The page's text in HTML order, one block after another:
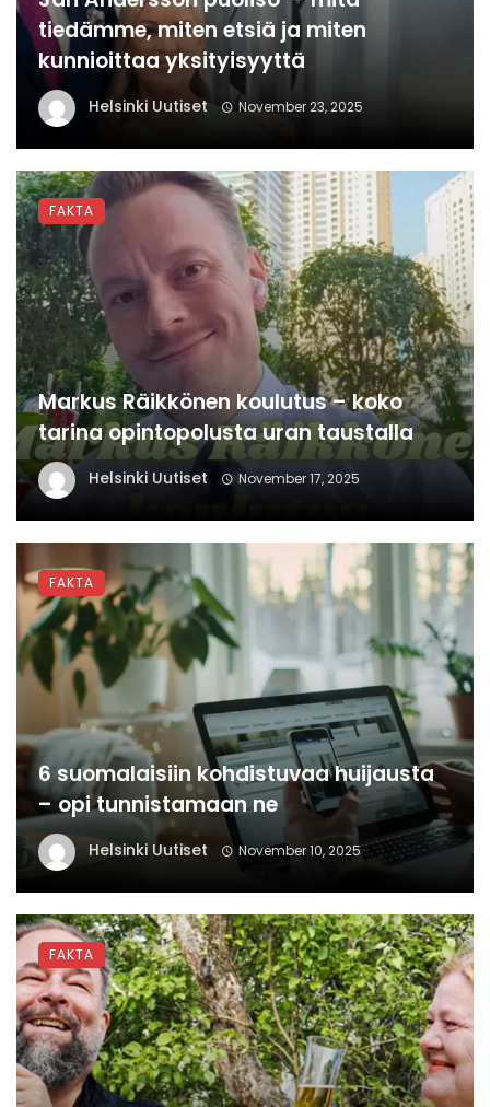
tiedämme, miten etsiä ja miten
kunnioittaa yksityisyyttä
Helsinki Uutiset November 23, 2025
Markus Räikkönen koulutus – koko
tarina opintopolusta uran taustalla
Helsinki Uutiset November 17, 2025
FAKTA
6 suomalaisiin kohdistuvaa huijausta
– opi tunnistamaan ne
Helsinki Uutiset November 10, 2025
FAKTA
FAKTA